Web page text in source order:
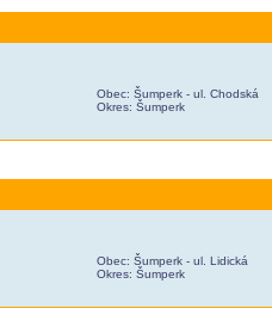
Obec: Šumperk - ul. Chodská
Okres: Šumperk
Obec: Šumperk - ul. Lidická
Okres: Šumperk